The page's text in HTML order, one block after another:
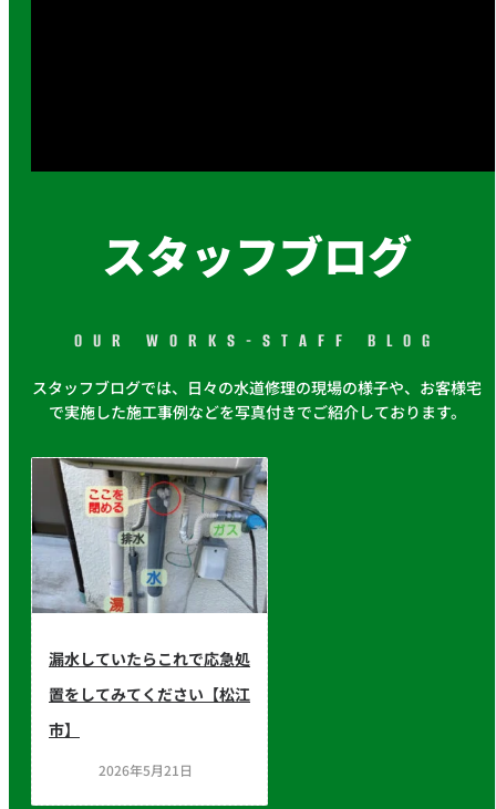
スタッフブログ
OUR WORKS-STAFF BLOG
スタッフブログでは、日々の水道修理の現場の様子や、お客様宅
で実施した施工事例などを写真付きでご紹介しております。
漏水していたらこれで応急処
置をしてみてください【松江
市】
2026年5月21日